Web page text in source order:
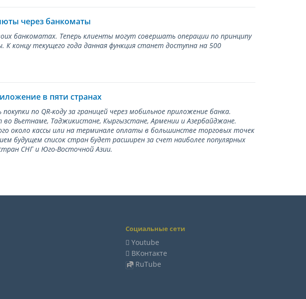
через банкоматы
банкоматах. Теперь клиенты могут совершать операции по принципу
К концу текущего года данная функция станет доступна на 500
в пяти странах
по QR-коду за границей через мобильное приложение банка.
Вьетнаме, Таджикистане, Кыргызстане, Армении и Азербайджане.
около кассы или на терминале оплаты в большинстве торговых точек
будущем список стран будет расширен за счет наиболее популярных
СНГ и Юго-Восточной Азии.
Социальные сети
Youtube
ВКонтакте
RuTube